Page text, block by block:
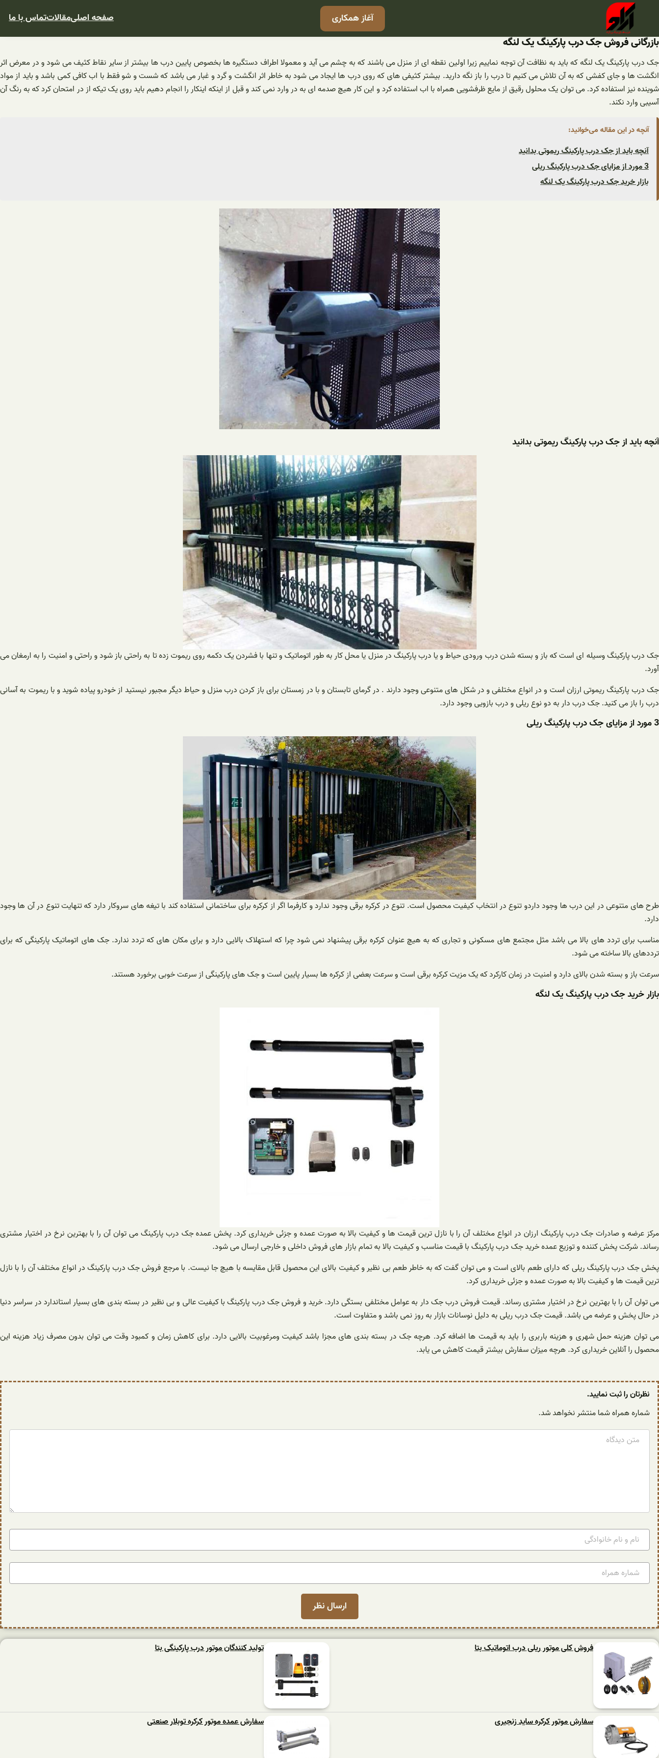
آغاز همکاری صفحه اصلیمقالاتتماس با ما
بازرگانی فروش جک درب پارکینگ یک لنگه
جک درب پارکینگ یک لنگه که باید به نظافت آن توجه نماییم زیرا اولین نقطه ای از منزل می باشند که به چشم می آید و معمولا اطراف دستگیره ها بخصوص پایین درب ها بیشتر از سایر نقاط کثیف می شود و در معرض اثر
انگشت ها و جای کفشی که به آن تلاش می کنیم تا درب را باز نگه دارید. بیشتر کثیفی های که روی درب ها ایجاد می شود به خاطر اثر انگشت و گرد و غبار می باشد که شست و شو فقط با اب کافی کمی باشد و باید از مواد
شوینده نیز استفاده کرد. می توان یک محلول رقیق از مایع ظرفشویی همراه با اب استفاده کرد و این کار هیچ صدمه ای به در وارد نمی کند و قبل از اینکه اینکار را انجام دهیم باید روی یک تیکه از در امتحان کرد که به رنگ آن
آسیبی وارد نکند.
آنچه در این مقاله می‌خوانید:
آنچه باید از جک درب پارکینگ ریموتی بدانید
3 مورد از مزایای جک درب پارکینگ ریلی
بازار خرید جک درب پارکینگ یک لنگه
آنچه باید از جک درب پارکینگ ریموتی بدانید
جک درب پارکینگ وسیله ای است که باز و بسته شدن درب ورودی حیاط و یا درب پارکینگ در منزل یا محل کار به طور اتوماتیک و تنها با فشردن یک دکمه روی ریموت زده تا به راحتی باز شود و راحتی و امنیت را به ارمغان می
آورد.
جک درب پارکینگ ریموتی ارزان است و در انواع مختلفی و در شکل های متنوعی وجود دارند . در گرمای تابستان و با در زمستان برای باز کردن درب منزل و حیاط دیگر مجبور نیستید از خودرو پیاده شوید و با ریموت به آسانی
درب را باز می کنید. جک درب دار به دو نوع ریلی و درب بازویی وجود دارد.
3 مورد از مزایای جک درب پارکینگ ریلی
طرح های متنوعی در این درب ها وجود داردو تنوع در انتخاب کیفیت محصول است. تنوع در کرکره برقی وجود ندارد و کارفرما اگر از کرکره برای ساختمانی استفاده کند با تیغه های سروکار دارد که تنهایت تنوع در آن ها وجود
دارد.
مناسب برای تردد های بالا می باشد مثل مجتمع های مسکونی و تجاری که به هیچ عنوان کرکره برقی پیشنهاد نمی شود چرا که استهلاک بالایی دارد و برای مکان های که تردد ندارد. جک های اتوماتیک پارکینگی که برای
ترددهای بالا ساخته می شود.
سرعت باز و بسته شدن بالای دارد و امنیت در زمان کارکرد که یک مزیت کرکره برقی است و سرعت بعضی از کرکره ها بسیار پایین است و جک های پارکینگی از سرعت خوبی برخورد هستند.
بازار خرید جک درب پارکینگ یک لنگه
مرکز عرضه و صادرات جک درب پارکینگ ارزان در انواع مختلف آن را با نازل ترین قیمت ها و کیفیت بالا به صورت عمده و جزئی خریداری کرد. پخش عمده جک درب پارکینگ می توان آن را با بهترین نرخ در اختیار مشتری
رساند. شرکت پخش کننده و توزیع عمده خرید جک درب پارکینگ با قیمت مناسب و کیفیت بالا به تمام بازار های فروش داخلی و خارجی ارسال می شود.
پخش جک درب پارکینگ ریلی که دارای طعم بالای است و می توان گفت که به خاطر طعم بی نظیر و کیفیت بالای این محصول قابل مقايسه با هیچ جا نیست. با مرجع فروش جک درب پارکینگ در انواع مختلف آن را با نازل
ترین قیمت ها و کیفیت بالا به صورت عمده و جزئی خریداری کرد.
می توان آن را با بهترین نرخ در اختیار مشتری رساند. قیمت فروش درب جک دار به عوامل مختلفی بستگی دارد. خرید و فروش جک درب پارکینگ با کیفیت عالی و بی نظیر در بسته بندی های بسیار استاندارد در سراسر دنیا
در حال پخش و عرضه می باشد. قیمت جک درب ریلی به دلیل نوسانات بازار به روز نمی باشد و متفاوت است‌.
می توان هزینه حمل شهری و هزینه باربری را باید به قیمت ها اضافه کرد. هرچه جک در بسته بندی های مجزا باشد کیفیت ومرغوبیت بالایی دارد. برای کاهش زمان و کمبود وقت می توان بدون مصرف زیاد هزینه این
محصول را آنلاین خریداری کرد. هرچه میزان سفارش بیشتر قیمت کاهش می یابد.
نظرتان را ثبت نمایید.
شماره همراه شما منتشر نخواهد شد.
فروش کلی موتور ریلی درب اتوماتیک بتا تولید کنندگان موتور درب پارکینگی بتا
سفارش موتور کرکره ساید زنجیری سفارش عمده موتور کرکره توبلار صنعتی